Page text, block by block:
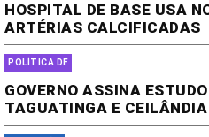
HOSPITAL DE BASE USA
ARTÉRIAS CALCIFICADAS
POLÍTICA DF
GOVERNO ASSINA
TAGUATINGA E CEILÂNDIA